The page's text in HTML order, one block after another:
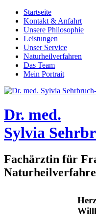
Startseite
Kontakt & Anfahrt
Unsere Philosophie
Leistungen
Unser Service
Naturheilverfahren
Das Team
Mein Portrait
Dr. med.
Sylvia
Fachärztin für